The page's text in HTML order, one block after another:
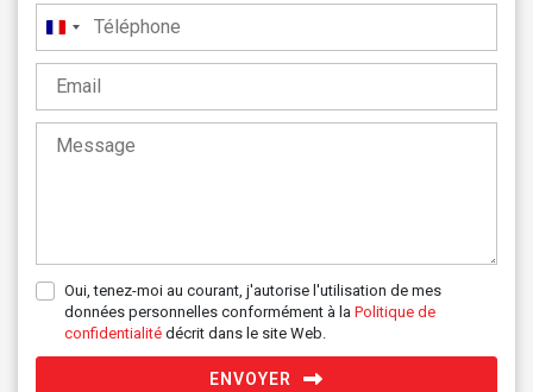
France
+33
Oui, tenez-moi au courant, j'autorise l'utilisation de mes
données personnelles conformément à la Politique de
confidentialité décrit dans le site Web.
ENVOYER